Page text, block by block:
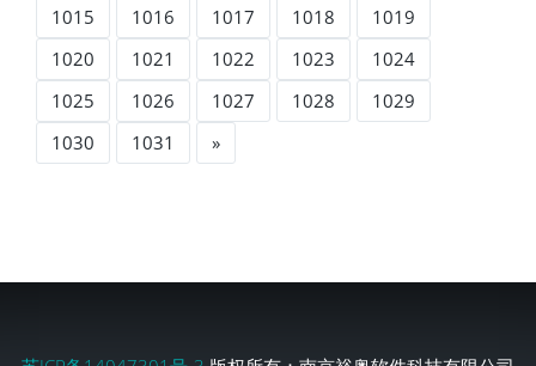
1015
1016 1017 1018
1019
1020
1021 1022 1023
1024
1025
1026 1027 1028
1029
1030
1031 »